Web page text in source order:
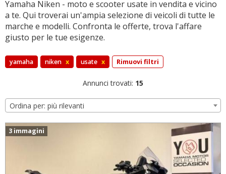
Yamaha Niken - moto e scooter usate in vendita e vicino
a te. Qui troverai un'ampia selezione di veicoli di tutte le
marche e modelli. Confronta le offerte, trova l'affare
giusto per le tue esigenze.
yamaha niken x usate x Rimuovi filtri
Annunci trovati: 15
Ordina per: più rilevanti
3 immagini